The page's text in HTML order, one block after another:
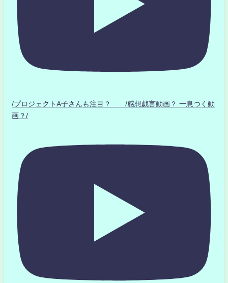
/プロジェクトA子さんも注目？ /感想戯言動画？.一息つく動
画？/